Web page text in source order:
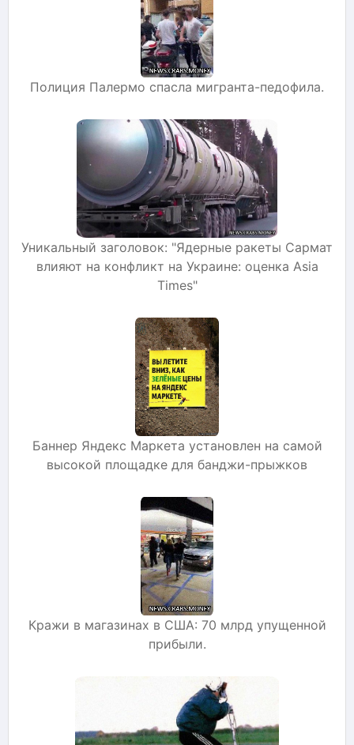
Полиция Палермо спасла мигранта-педофила.
Уникальный заголовок: "Ядерные ракеты Сармат
влияют на конфликт на Украине: оценка Asia
Times"
Баннер Яндекс Маркета установлен на самой
высокой площадке для банджи-прыжков
Кражи в магазинах в США: 70 млрд упущенной
прибыли.